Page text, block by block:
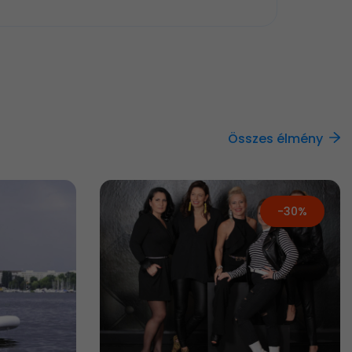
Összes élmény
-30%